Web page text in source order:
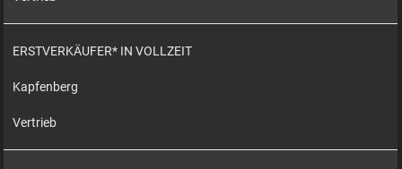
ERSTVERKÄUFER* IN VOLLZEIT
Kapfenberg
Vertrieb